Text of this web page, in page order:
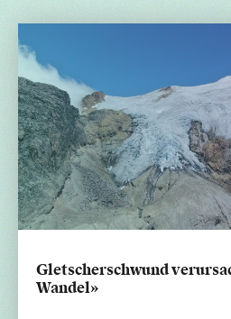
Gletscherschwund
Wandel»